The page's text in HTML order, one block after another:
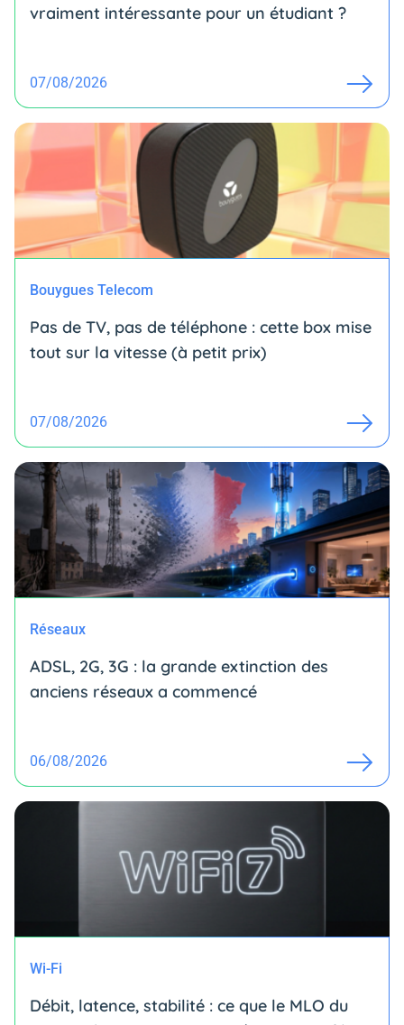
vraiment intéressante pour un étudiant ?
07/08/2026
Bouygues Telecom
Pas de TV, pas de téléphone : cette box mise
tout sur la vitesse (à petit prix)
07/08/2026
Réseaux
ADSL, 2G, 3G : la grande extinction des
anciens réseaux a commencé
06/08/2026
Wi-Fi
Débit, latence, stabilité : ce que le MLO du